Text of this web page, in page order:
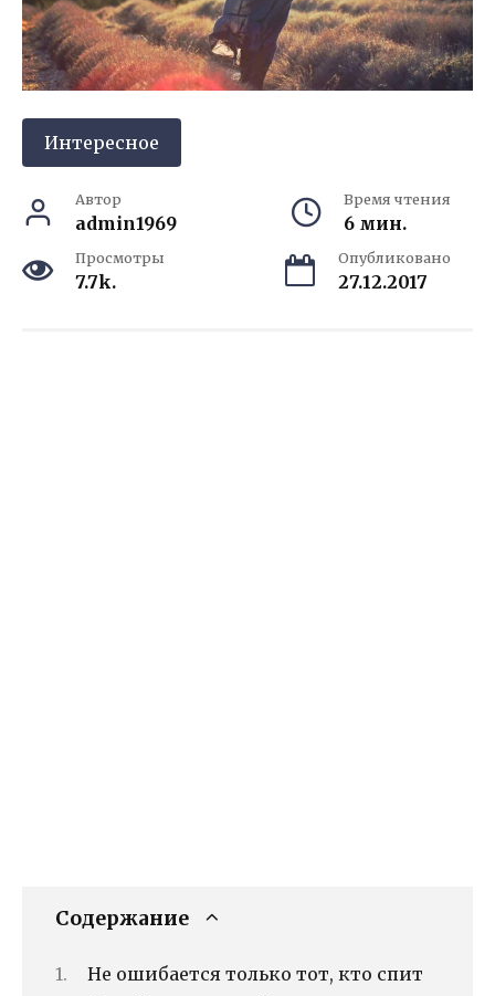
Интересное
Автор
admin1969
Время чтения
6 мин.
Просмотры
7.7k.
Опубликовано
27.12.2017
Содержание
Не ошибается только тот, кто спит